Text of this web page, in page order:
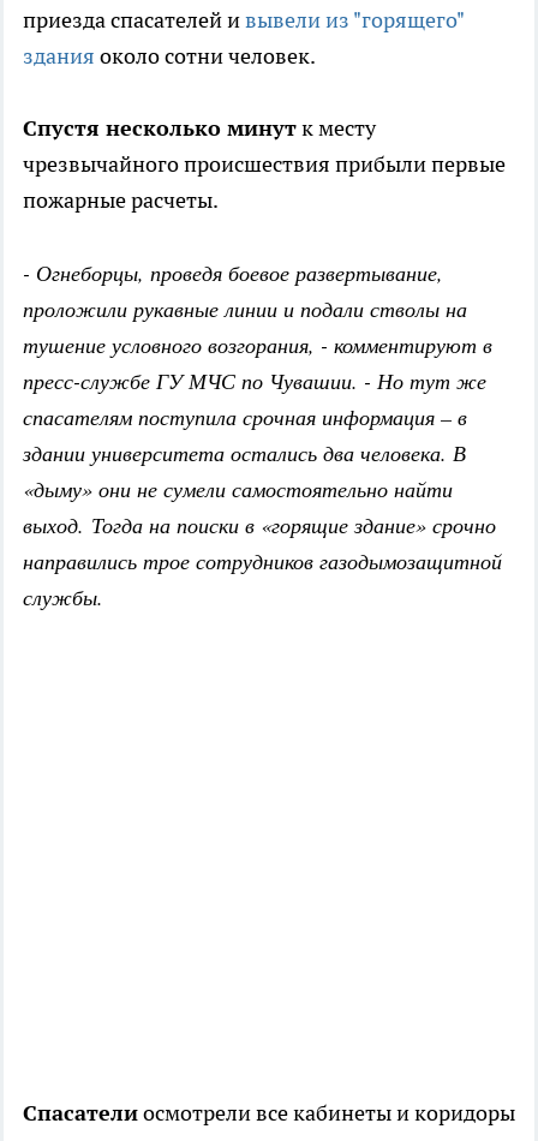
приезда спасателей ивывели из "горящего"
здания около сотни человек.
Спустя несколько минутк месту
чрезвычайного происшествия прибыли первые
пожарные расчеты.
- Огнеборцы, проведя боевое развертывание,
проложили рукавные линии и подали стволы на
тушение условного возгорания, - комментируют в
пресс-службе ГУ МЧС по Чувашии. - Но тут же
спасателям поступила срочная информация – в
здании университета остались два человека. В
«дыму» они не сумели самостоятельно найти
выход. Тогда на поиски в «горящие здание» срочно
направились трое сотрудников газодымозащитной
службы.
Спасателиосмотрели все кабинеты и коридоры